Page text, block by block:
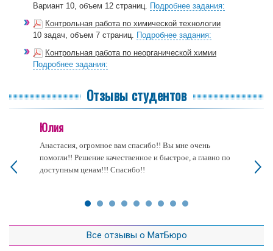
Вариант 10, объем 12 страниц.
Подробнее задания:
Контрольная работа по химической технологии
10 задач, объем 7 страниц.
Подробнее задания:
Контрольная работа по неорганической химии
Подробнее задания:
Отзывы студентов
Анастасия, огромное вам спасибо!! Вы мне очень
помогли!! Решение качественное и быстрое, а главно по
доступным ценам!!! Спасибо!!
Юлия
Все отзывы о МатБюро